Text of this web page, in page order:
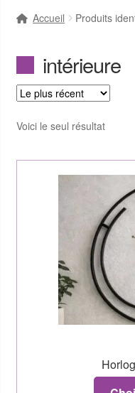
Accueil Produits
intérieure
Voici le seul résultat